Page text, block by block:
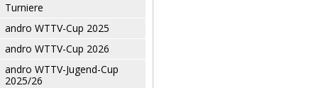
Turniere
andro WTTV-Cup 2025
andro WTTV-Cup 2026
andro WTTV-Jugend-Cup
2025/26